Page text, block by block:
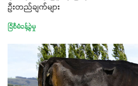
ဦးတည်ချက်များ
ခြံစီမံခန့်ခွဲမှု